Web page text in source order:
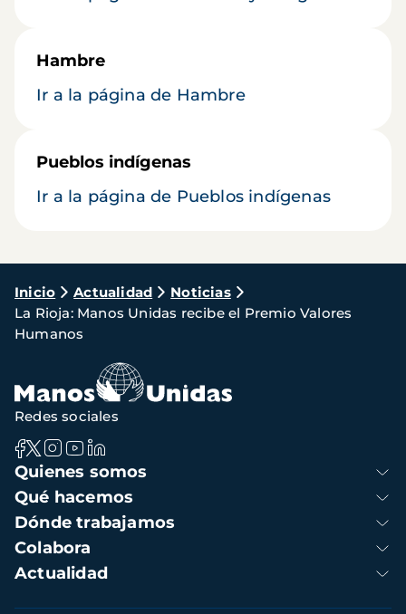
Hambre
Ir a la página de Hambre
Pueblos indígenas
Ir a la página de Pueblos indígenas
Ruta
de
navegación
Inicio Actualidad
Noticias
La Rioja: Manos Unidas recibe el Premio Valores
Humanos
Navegación
principal
Quienes somos
Qué hacemos
Dónde trabajamos
Colabora
Actualidad
Redes sociales